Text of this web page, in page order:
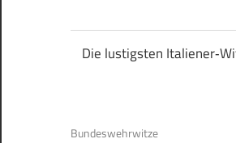
Die lustigsten
11. September 2017
Bundeswehrwitze